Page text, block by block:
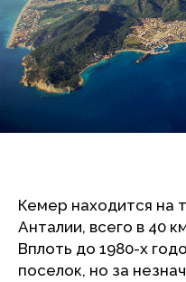
Кемер находится на
Анталии, всего в 40
Вплоть до 1980-х
поселок, но за